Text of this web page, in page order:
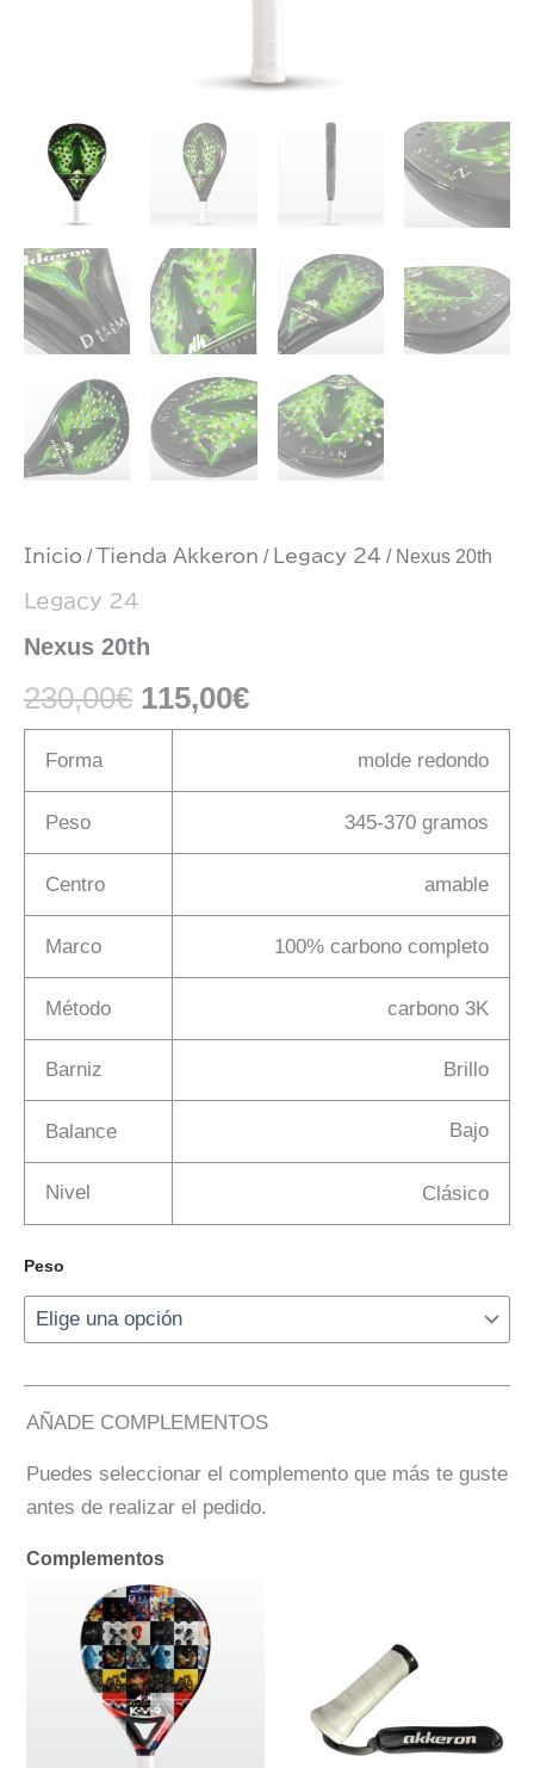
Inicio /Tienda Akkeron / Legacy 24 / Nexus 20th
Legacy 24
Nexus 20th
230,00€ 115,00€
Forma molde redondo
Peso 345-370 gramos
Centro amable
Marco 100% carbono completo
Método carbono 3K
Barniz Brillo
Balance Bajo
Nivel Clásico
Peso
AÑADE COMPLEMENTOS
Puedes seleccionar el complemento que más te guste
antes de realizar el pedido.
Complementos